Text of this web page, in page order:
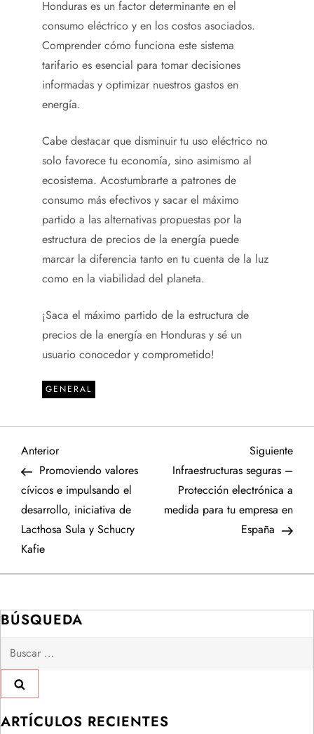
Honduras es un factor determinante en el
consumo eléctrico y en los costos asociados.
Comprender cómo funciona este sistema
tarifario es esencial para tomar decisiones
informadas y optimizar nuestros gastos en
energía.
Cabe destacar que disminuir tu uso eléctrico no
solo favorece tu economía, sino asimismo al
ecosistema. Acostumbrarte a patrones de
consumo más efectivos y sacar el máximo
partido a las alternativas propuestas por la
estructura de precios de la energía puede
marcar la diferencia tanto en tu cuenta de la luz
como en la viabilidad del planeta.
¡Saca el máximo partido de la estructura de
precios de la energía en Honduras y sé un
usuario conocedor y comprometido!
GENERAL
N
a
v
e
a
c
i
ó
Entrada
anterior
Anterior
Promoviendo valores
cívicos e impulsando el
desarrollo, iniciativa de
Lacthosa Sula y Schucry
Kafie
Siguiente
Infraestructuras seguras –
Protección electrónica a
medida para tu empresa en
España
BÚSQUEDA
Buscar:
ARTÍCULOS RECIENTES